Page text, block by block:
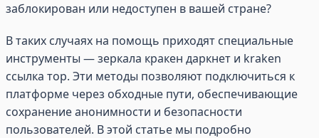
заблокирован или недоступен в вашей стране?
В таких случаях на помощь приходят специальные
инструменты — зеркала кракен даркнет и kraken
ссылка тор. Эти методы позволяют подключиться к
платформе через обходные пути, обеспечивающие
сохранение анонимности и безопасности
пользователей. В этой статье мы подробно